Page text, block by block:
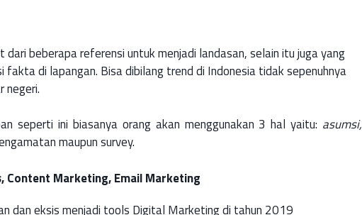
beberapa referensi untuk menjadi landasan, selain itu juga yang
di lapangan. Bisa dibilang trend di Indonesia tidak sepenuhnya
negeri.
seperti ini biasanya orang akan menggunakan 3 hal yaitu: asumsi,
maupun survey.
Content Marketing, Email Marketing
dan eksis menjadi tools Digital Marketing di tahun 2019